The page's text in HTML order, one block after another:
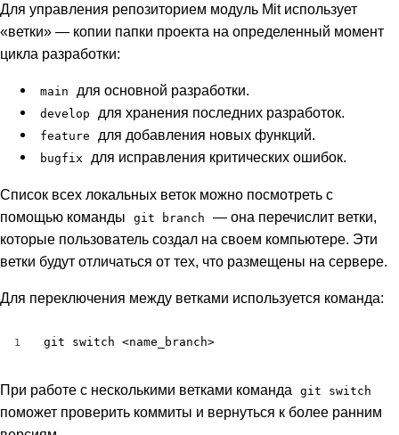
Для управления репозиторием модуль Мit использует
«ветки» — копии папки проекта на определенный момент
цикла разработки:
main для основной разработки.
develop для хранения последних разработок.
feature для добавления новых функций.
bugfix для исправления критических ошибок.
Список всех локальных веток можно посмотреть с
помощью команды
git branch
— она перечислит ветки,
которые пользователь создал на своем компьютере. Эти
ветки будут отличаться от тех, что размещены на сервере.
Для переключения между ветками используется команда:
1 git switch <name_branch>
При работе с несколькими ветками команда git switch
поможет проверить коммиты и вернуться к более ранним